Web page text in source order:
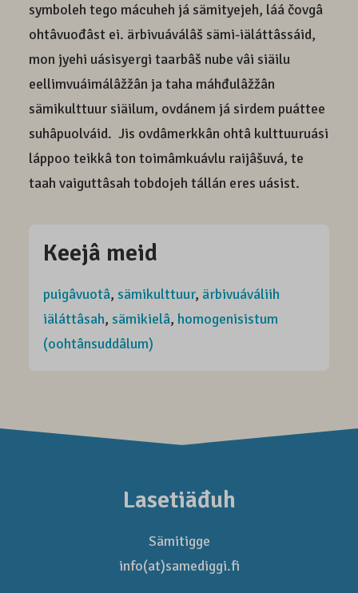
symboleh tego mácuheh já sämityejeh, láá čovgâ
ohtâvuođâst ei. ärbivuáválâš sämi-iäláttâssáid,
mon jyehi uásisyergi taarbâš nube vâi siäilu
eellimvuáimálâžžân ja taha máhđulâžžân
sämikulttuur siäilum, ovdánem já sirdem puáttee
suhâpuolváid. Jis ovdâmerkkân ohtâ kulttuuruási
láppoo teikkâ ton toimâmkuávlu raijâšuvá, te
taah vaiguttâsah tobdojeh tállán eres uásist.
Keejâ meid
puigâvuotâ, sämikulttuur, ärbivuáváliih
iäláttâsah, sämikielâ, homogenisistum
(oohtânsuddâlum)
Lasetiäđuh
Sämitigge
info(at)samediggi.fi